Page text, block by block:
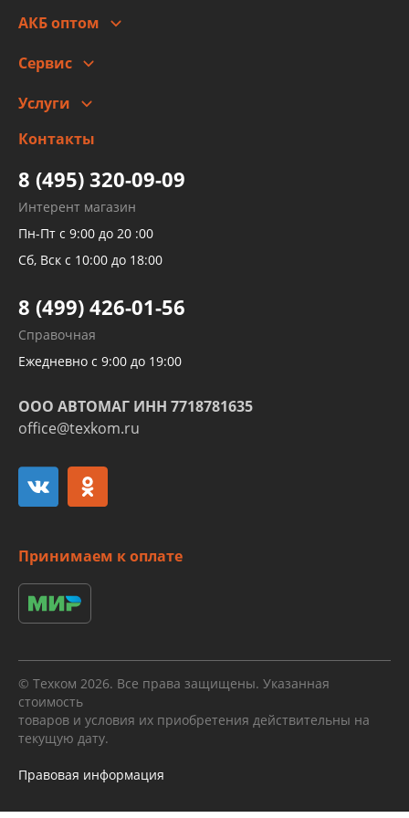
Гарантии и возврат
АКБ оптом
Сервис
Заправка кондиционера авто
Детейлинг
Услуги
высокого давления
Тормозных трубок
Рукавов гидроусилителей
Рукавов компрессоров и турбин
Трубок кондиционеров
Развертка пайка медных стальных
алюминиевых трубок и штуцеров
Контакты
8 (495) 320-09-09
Интерент магазин
Пн-Пт с 9:00 до 20 :00
Сб, Вск с 10:00 до 18:00
8 (499) 426-01-56
Справочная
Ежедневно с 9:00 до 19:00
ООО АВТОМАГ ИНН 7718781635
office@texkom.ru
Принимаем к оплате
© Техком 2026. Все права защищены. Указанная
стоимость
товаров и условия их приобретения действительны на
текущую дату.
Правовая информация